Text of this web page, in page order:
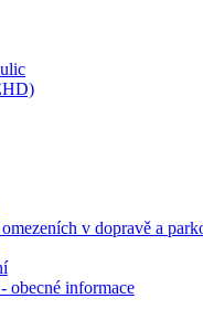
v dopravě a
obecné informace